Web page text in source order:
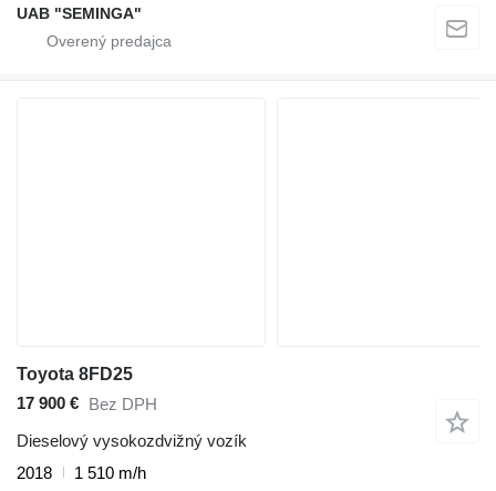
UAB "SEMINGA"
Toyota 8FD25
17 900 € Bez DPH
Dieselový vysokozdvižný vozík
2018
1 510 m/h